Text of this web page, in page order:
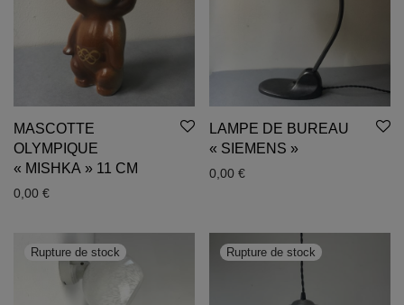
MASCOTTE
OLYMPIQUE
« MISHKA » 11 CM
0,00 €
LAMPE DE BUREAU
« SIEMENS »
0,00 €